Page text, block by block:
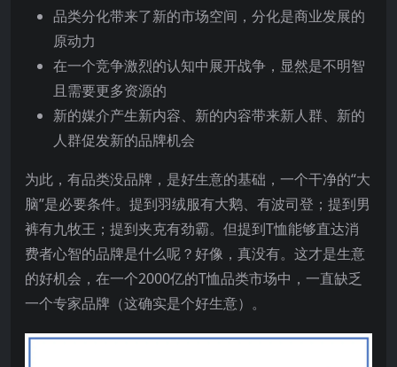
品类分化带来了新的市场空间，分化是商业发展的
原动力
在一个竞争激烈的认知中展开战争，显然是不明智
且需要更多资源的
新的媒介产生新内容、新的内容带来新人群、新的
人群促发新的品牌机会
为此，有品类没品牌，是好生意的基础，一个干净的“大
脑”是必要条件。提到羽绒服有大鹅、有波司登；提到男
裤有九牧王；提到夹克有劲霸。但提到T恤能够直达消
费者心智的品牌是什么呢？好像，真没有。这才是生意
的好机会，在一个2000亿的T恤品类市场中，一直缺乏
一个专家品牌（这确实是个好生意）。